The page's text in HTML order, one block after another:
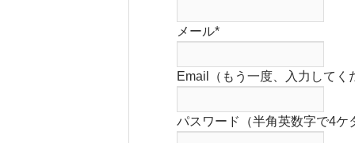
メール*
Email（もう一度、入力してく
パスワード（半角英数字で4ケ